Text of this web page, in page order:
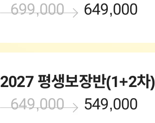
699,000
649,000
2027 평생보장반(1+2차)
649,000
549,000